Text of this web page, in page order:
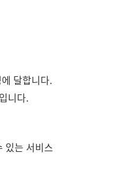
달합니다.
니다.
있는 서비스